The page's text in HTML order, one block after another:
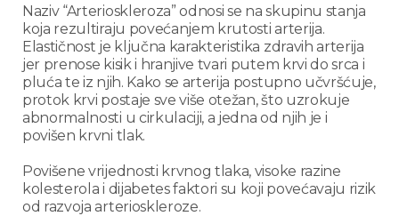
Naziv “Arterioskleroza” odnosi se na skupinu stanja
koja rezultiraju povećanjem krutosti arterija.
Elastičnost je ključna karakteristika zdravih arterija
jer prenose kisik i hranjive tvari putem krvi do srca i
pluća te iz njih. Kako se arterija postupno učvršćuje,
protok krvi postaje sve više otežan, što uzrokuje
abnormalnosti u cirkulaciji, a jedna od njih je i
povišen krvni tlak.
Povišene vrijednosti krvnog tlaka, visoke razine
kolesterola i dijabetes faktori su koji povećavaju rizik
od razvoja arterioskleroze.